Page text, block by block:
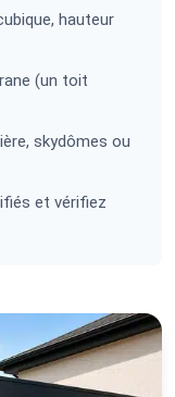
hauteur
(un toit
skydômes ou
et vérifiez